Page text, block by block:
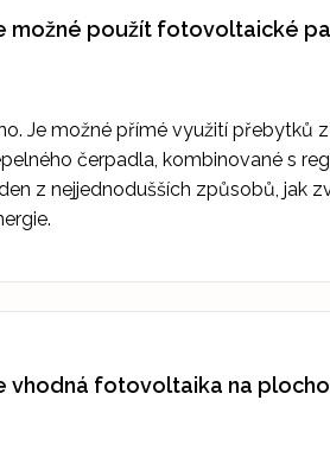
možné použít fotovoltaické
Je možné přímé využití přebytků
čerpadla, kombinované s
z nejjednodušších způsobů, jak
vhodná fotovoltaika na